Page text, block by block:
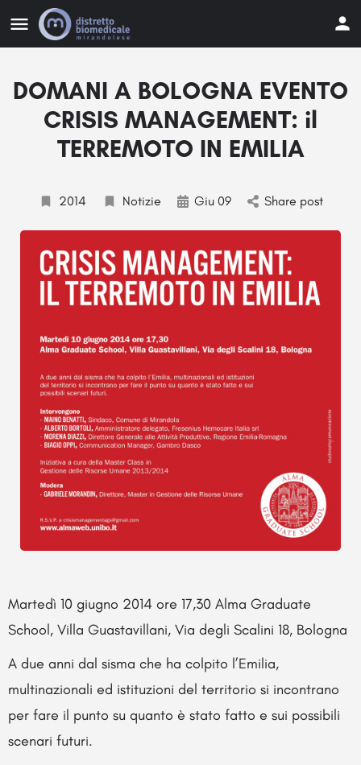
DOMANI A BOLOGNA EVENTO
CRISIS MANAGEMENT: il
TERREMOTO IN EMILIA
2014 Notizie Giu 09 Share post
Martedì 10 giugno 2014 ore 17,30 Alma Graduate
School, Villa Guastavillani, Via degli Scalini 18, Bologna
A due anni dal sisma che ha colpito l’Emilia,
multinazionali ed istituzioni del territorio si incontrano
per fare il punto su quanto è stato fatto e sui possibili
scenari futuri.